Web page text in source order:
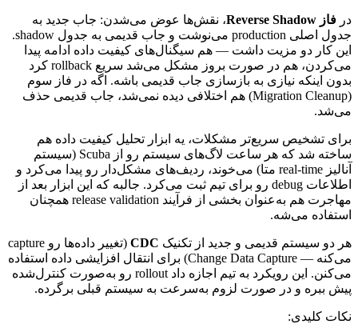
در فاز Reverse Shadow، نقش‌ها عوض می‌شدن: جاب جدید به
جدول اصلی production می‌نوشت و جاب قدیمی به جدول shadow
.
این کار دو مزیت داشت — هم سیگنال‌های کیفیت داده ادامه پیدا
می‌کردن، هم در صورت بروز مشکل می‌شد سریع rollback کرد
بدون اینکه نیازی به بازسازی جاب قدیمی باشه. اگه در فاز سوم
(Migration Cleanup) هم اختلافی دیده نمی‌شد، جاب قدیمی حذف
می‌شد.
برای تشخیص سریع‌تر مشکلات، یه ابزار تحلیل کیفیت داده هم
ساخته شد که هر ساعت لاگ‌های سیستم رو از Scuba (سیستم
آنالیز real-time متا) می‌خوند، ردیف‌های مشکل‌دار رو پیدا می‌کرد و
اطلاعات debug رو برای تیم ثبت می‌کرد. جالبه که این ابزار بعد از
مهاجرت هم به‌عنوان بخشی از فرآیند release validation همچنان
استفاده می‌شه.
هر دو سیستم قدیمی و جدید از تکنیک CDC (تغییر داده‌ها رو capture
می‌کنه —
Change Data Capture
) برای انتقال افزایشی داده استفاده
می‌کنن. این رویکرد به تیم اجازه داد rollout رو به‌صورت کنترل‌شده
پیش ببره و در صورت لزوم به‌سرعت به سیستم قبلی برگرده.
نکات کلیدی: